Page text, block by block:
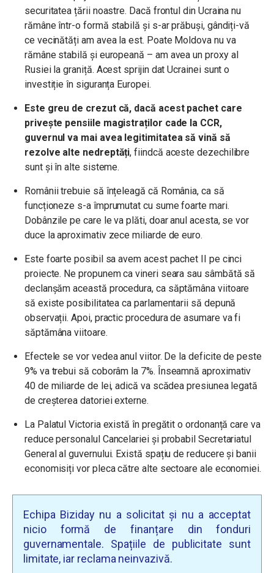
securitatea țării noastre. Dacă frontul din Ucraina nu
rămâne într-o formă stabilă și s-ar prăbuși, gândiți-vă
ce vecinătăți am avea la est. Poate Moldova nu va
rămâne stabilă și europeană – am avea un proxy al
Rusiei la graniță. Acest sprijin dat Ucrainei sunt o
investiție în siguranța Europei.
Este greu de crezut că, dacă acest pachet care
privește pensiile magistraților cade la CCR,
guvernul va mai avea legitimitatea să vină să
rezolve alte nedreptăți, fiindcă aceste dezechilibre
sunt și în alte sisteme.
Românii trebuie să înțeleagă că România, ca să
funcționeze s-a împrumutat cu sume foarte mari.
Dobânzile pe care le va plăti, doar anul acesta, se vor
duce la aproximativ zece miliarde de euro.
Este foarte posibil sa avem acest pachet II pe cinci
proiecte. Ne propunem ca vineri seara sau sâmbătă să
declanșăm această procedura, ca săptămâna viitoare
să existe posibilitatea ca parlamentarii să depună
observații. Apoi, practic procedura de asumare va fi
săptămâna viitoare.
Efectele se vor vedea anul viitor. De la deficite de peste
9% va trebui să coborâm la 7%. Înseamnă aproximativ
40 de miliarde de lei, adică va scădea presiunea legată
de creșterea datoriei externe.
La Palatul Victoria există în pregătit o ordonanță care va
reduce personalul Cancelariei și probabil Secretariatul
General al guvernului. Există spațiu de reducere și banii
economisiți vor pleca către alte sectoare ale economiei.
Echipa Biziday nu a solicitat și nu a acceptat
nicio formă de finanțare din fonduri
guvernamentale. Spațiile de publicitate sunt
limitate, iar reclama neinvazivă.